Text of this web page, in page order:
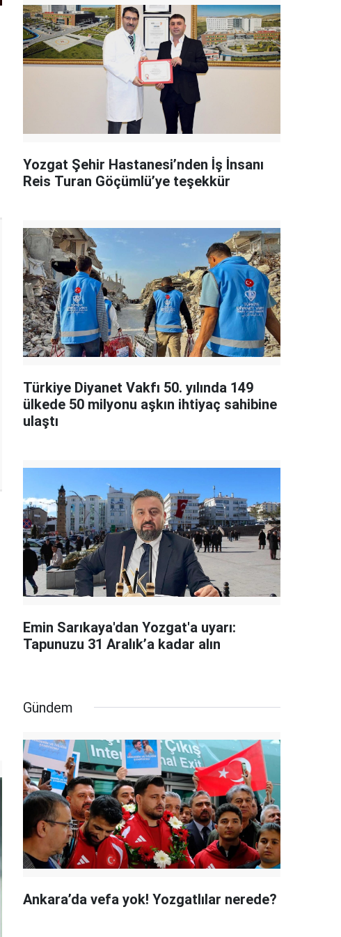
Yozgat Şehir Hastanesi’nden İş İnsanı
Reis Turan Göçümlü’ye teşekkür
Türkiye Diyanet Vakfı 50. yılında 149
ülkede 50 milyonu aşkın ihtiyaç sahibine
ulaştı
Emin Sarıkaya'dan Yozgat'a uyarı:
Tapunuzu 31 Aralık’a kadar alın
Gündem
Ankara’da vefa yok! Yozgatlılar nerede?